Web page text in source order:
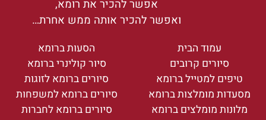
אפשר להכיר את רומא,
ואפשר להכיר אותה ממש אחרת…
עמוד הבית
סיורים קרובים
טיפים למטייל ברומא
מסעדות מומלצות ברומא
מלונות מומלצים ברומא
הסעות ברומא
סיור קולינרי ברומא
סיורים ברומא לזוגות
סיורים ברומא למשפחות
סיורים ברומא לחברות